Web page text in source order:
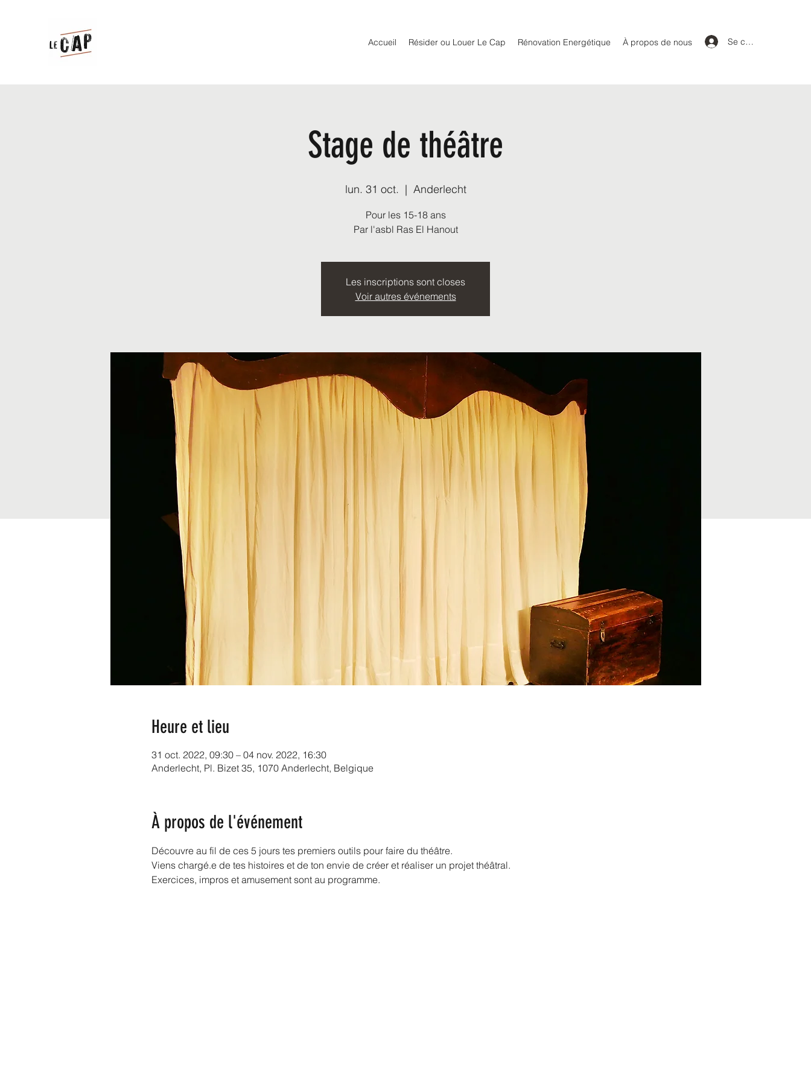
Se connecter
Accueil Résider ou Louer Le Cap Rénovation Energétique À propos de nous
Stage de théâtre
lun. 31 oct.
  |
Anderlecht
Pour les 15-18 ans
Par l'asbl Ras El Hanout
Les inscriptions sont closes
Voir autres événements
Heure et lieu
31 oct. 2022, 09:30 – 04 nov. 2022, 16:30
Anderlecht, Pl. Bizet 35, 1070 Anderlecht, Belgique
À propos de l'événement
Découvre au fil de ces 5 jours tes premiers outils pour faire du théâtre.
Viens chargé.e de tes histoires et de ton envie de créer et réaliser un projet théâtral.
Exercices, impros et amusement sont au programme.